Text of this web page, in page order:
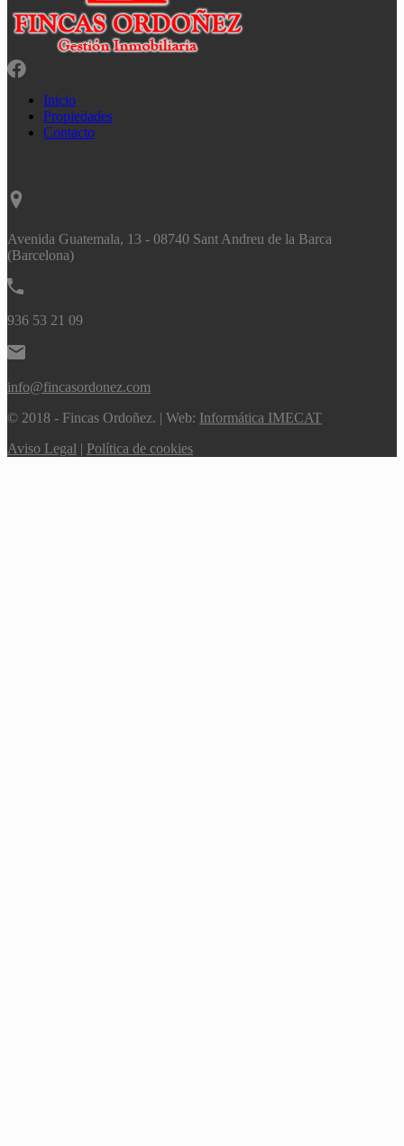
Inicio
Propiedades
Contacto
Avenida Guatemala, 13 - 08740 Sant Andreu de la Barca
(Barcelona)
936 53 21 09
info@fincasordonez.com
© 2018 - Fincas Ordoñez. | Web: Informática IMECAT
Aviso Legal | Política de cookies